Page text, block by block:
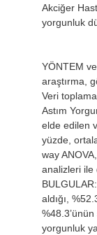
Akciğer
yorgunluk
YÖNTEM
araştırma,
Veri
Astım
elde edilen
yüzde,
way
analizleri ile
aldığı,
yorgunluk